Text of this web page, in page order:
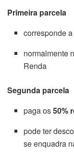
Primeira parcela
corresponde
normalmente
Renda
Segunda parcela
paga os50%
pode ter
se enquadra